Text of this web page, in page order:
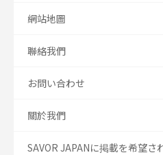
網站地圖
聯絡我們
お問い合わせ
關於我們
SAVOR JAPANに掲載を希望さ